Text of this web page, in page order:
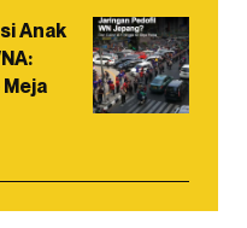
Anak